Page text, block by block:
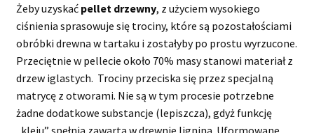
Żeby uzyskać pellet drzewny, z użyciem wysokiego
ciśnienia sprasowuje się trociny, które są pozostałościami
obróbki drewna w tartaku i zostałyby po prostu wyrzucone.
Przeciętnie w pellecie około 70% masy stanowi materiał z
drzew iglastych. Trociny przeciska się przez specjalną
matrycę z otworami. Nie są w tym procesie potrzebne
żadne dodatkowe substancje (lepiszcza), gdyż funkcję
„kleju” spełnia zawarta w drewnie lignina. Uformowane